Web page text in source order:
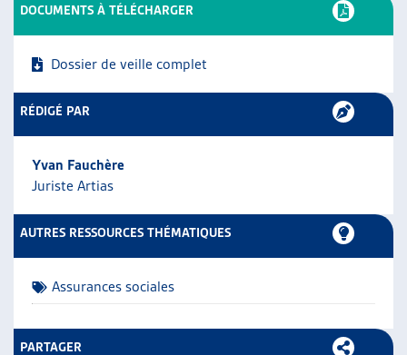
VEILLE
THÉMATIQUES
GUIDE SOCIAL ROMAND
AUTRES
L’ASSOCIATION
PROJETS ET ACTIVITÉS
JOURNÉES D’AUTOMNE
DOCUMENTS À TÉLÉCHARGER
Dossier de veille complet
RÉDIGÉ PAR
Yvan Fauchère
Juriste Artias
AUTRES RESSOURCES THÉMATIQUES
Assurances sociales
PARTAGER